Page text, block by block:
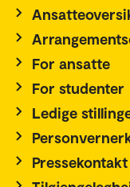
For ansatte
For studenter
Ledige
Pressekontakt